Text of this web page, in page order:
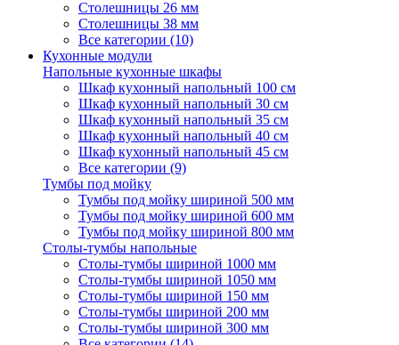
Столешницы 26 мм
Столешницы 38 мм
Все категории (10)
Кухонные модули
Напольные кухонные шкафы
Шкаф кухонный напольный 100 см
Шкаф кухонный напольный 30 см
Шкаф кухонный напольный 35 см
Шкаф кухонный напольный 40 см
Шкаф кухонный напольный 45 см
Все категории (9)
Тумбы под мойку
Тумбы под мойку шириной 500 мм
Тумбы под мойку шириной 600 мм
Тумбы под мойку шириной 800 мм
Столы-тумбы напольные
Столы-тумбы шириной 1000 мм
Столы-тумбы шириной 1050 мм
Столы-тумбы шириной 150 мм
Столы-тумбы шириной 200 мм
Столы-тумбы шириной 300 мм